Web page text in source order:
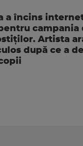
a încins
campania
Artista
după ce a